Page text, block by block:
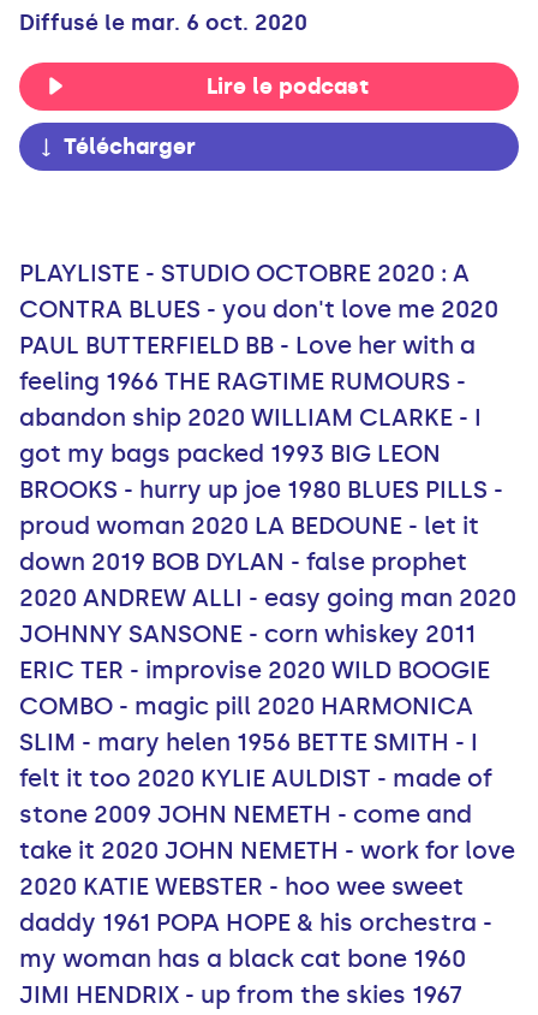
Diffusé le mar. 6 oct. 2020
Lire le podcast
Télécharger
PLAYLISTE - STUDIO OCTOBRE 2020 : A
CONTRA BLUES - you don't love me 2020
PAUL BUTTERFIELD BB - Love her with a
feeling 1966 THE RAGTIME RUMOURS -
abandon ship 2020 WILLIAM CLARKE - I
got my bags packed 1993 BIG LEON
BROOKS - hurry up joe 1980 BLUES PILLS -
proud woman 2020 LA BEDOUNE - let it
down 2019 BOB DYLAN - false prophet
2020 ANDREW ALLI - easy going man 2020
JOHNNY SANSONE - corn whiskey 2011
ERIC TER - improvise 2020 WILD BOOGIE
COMBO - magic pill 2020 HARMONICA
SLIM - mary helen 1956 BETTE SMITH - I
felt it too 2020 KYLIE AULDIST - made of
stone 2009 JOHN NEMETH - come and
take it 2020 JOHN NEMETH - work for love
2020 KATIE WEBSTER - hoo wee sweet
daddy 1961 POPA HOPE & his orchestra -
my woman has a black cat bone 1960
JIMI HENDRIX - up from the skies 1967